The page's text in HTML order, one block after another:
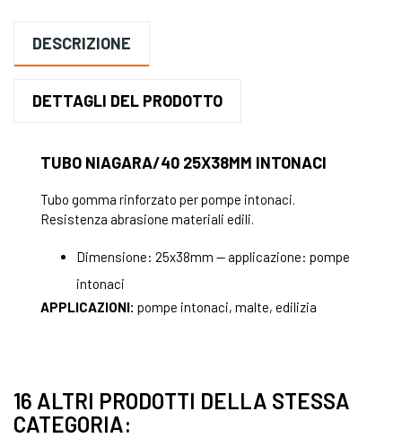
DESCRIZIONE
DETTAGLI DEL PRODOTTO
TUBO NIAGARA/40 25X38MM INTONACI
Tubo gomma rinforzato per pompe intonaci.
Resistenza abrasione materiali edili.
Dimensione: 25x38mm — applicazione: pompe
intonaci
APPLICAZIONI: pompe intonaci, malte, edilizia
16 ALTRI PRODOTTI DELLA STESSA
CATEGORIA: